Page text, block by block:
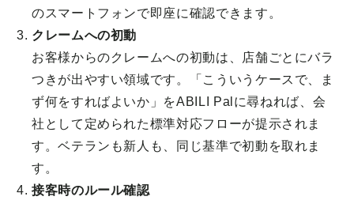
のスマートフォンで即座に確認できます。
クレームへの初動
お客様からのクレームへの初動は、店舗ごとにバラ
つきが出やすい領域です。「こういうケースで、ま
ず何をすればよいか」をABILI Palに尋ねれば、会
社として定められた標準対応フローが提示されま
す。ベテランも新人も、同じ基準で初動を取れま
す。
接客時のルール確認